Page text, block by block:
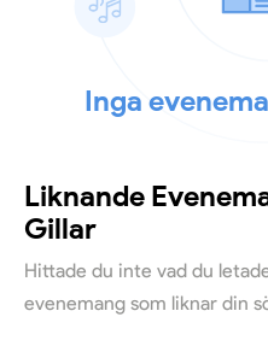
Inga
Liknande
Gillar
Hittade du inte vad du
evenemang som liknar din